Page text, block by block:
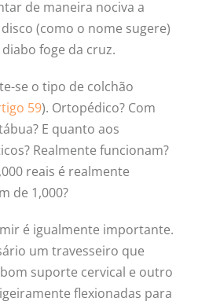
de maneira nociva a
(como o nome sugere)
foge da cruz.
se o tipo de colchão
59). Ortopédico? Com
E quanto aos
Realmente funcionam?
reais é realmente
de 1,000?
é igualmente importante.
um travesseiro que
suporte cervical e outro
flexionadas para